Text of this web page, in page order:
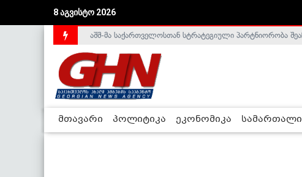
8 აგვისტო 2026
საქართველოს დე-ფაქტო მთავრობა არალეგიტიმურია -
აშშ-მა საქართველოსთან სტრატეგიული პარტნიორობა
მთავარი პოლიტიკა ეკონომიკა სამართალი